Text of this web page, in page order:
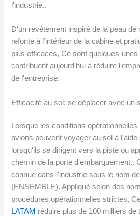
l'industrie..
D'un revêtement inspiré de la peau de
refonte à l’intérieur de la cabine et
plus efficaces, Ce sont quelques-
contribuent aujourd'hui à réduire
de l'entreprise:
Efficacité au sol: se déplacer avec un
Lorsque les conditions
avions peuvent voyager au sol à
lorsqu'ils se dirigent vers la piste ou
chemin de la porte d'embarquement..
connue dans l'industrie sous le nom
(ENSEMBLE). Appliqué selon des
procédures opérationnelles strictes,
LATAM réduire plus de 100 milliers de